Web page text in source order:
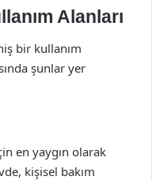
Alanları
bir kullanım
şunlar yer
en yaygın olarak
kişisel bakım